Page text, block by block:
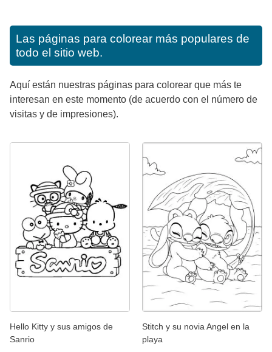
Las páginas para colorear más populares de
todo el sitio web.
Aquí están nuestras páginas para colorear que más te
interesan en este momento (de acuerdo con el número de
visitas y de impresiones).
Hello Kitty y sus amigos de
Sanrio
Stitch y su novia Angel en la
playa